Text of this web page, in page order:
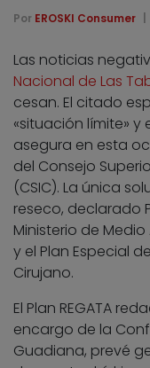
Por EROSKI Consumer
Las noticias
Nacional de Las
cesan. El citado
«situación límite»
asegura en esta
del Consejo
(CSIC). La única
reseco, declarado
Ministerio de Medio
y el Plan Especial
Cirujano.
El Plan REGATA
encargo de la
Guadiana, prevé